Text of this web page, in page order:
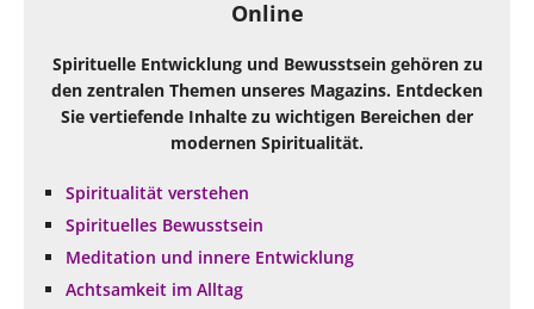
Online
Spirituelle Entwicklung und Bewusstsein gehören zu
den zentralen Themen unseres Magazins. Entdecken
Sie vertiefende Inhalte zu wichtigen Bereichen der
modernen Spiritualität.
Spiritualität verstehen
Spirituelles Bewusstsein
Meditation und innere Entwicklung
Achtsamkeit im Alltag